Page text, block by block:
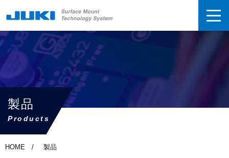
製品
Products
HOME 製品